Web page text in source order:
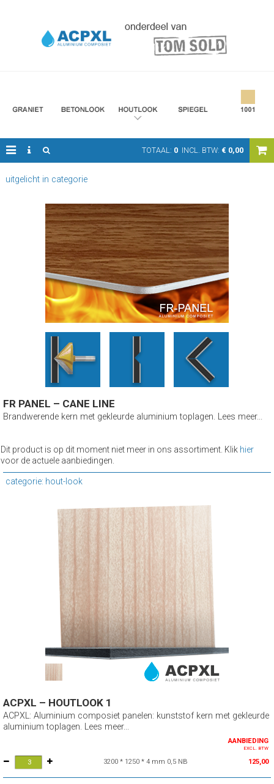
TOTAAL: 0 INCL. BTW: € 0,00
uitgelicht in categorie
FR PANEL – CANE LINE
Brandwerende kern met gekleurde aluminium toplagen. Lees meer...
Dit product is op dit moment niet meer in ons assortiment. Klik hier
voor de actuele aanbiedingen.
categorie: hout-look
ACPXL – HOUTLOOK 1
ACPXL: Aluminium composiet panelen: kunststof kern met gekleurde
aluminium toplagen. Lees meer...
AANBIEDING
EXCL. BTW
3200 * 1250 * 4 mm 0,5 NB 125,00